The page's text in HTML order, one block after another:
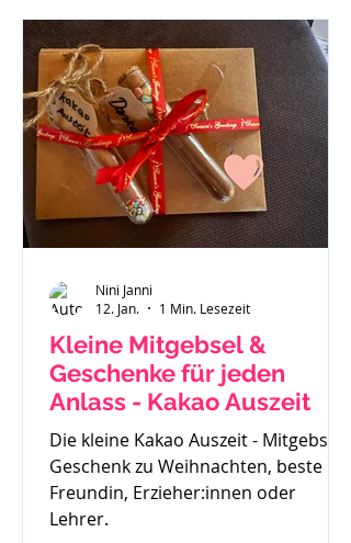
großer Sohn geboren wurde sind wir
auch noch mit diesem 30 Jahre alten
Hobby los und haben schnell
gemerkt - der ist zu klein. Also haben
wir uns einen Fendt 470 gekauft.
Solide, gut verarbeitet und passend
für
Kleine Mitgebsel &
Geschenke für jeden
Anlass - Kakao Auszeit
Die kleine Kakao Auszeit - Mitgebsel,
Geschenk zu Weihnachten, beste
Freundin, Erzieher:innen oder
Lehrer.
Nini Janni
12. Jan.
1 Min. Lesezeit